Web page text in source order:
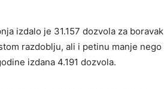
izdalo je 31.157 dozvola za boravak
razdoblju, ali i petinu manje nego
izdana 4.191 dozvola.